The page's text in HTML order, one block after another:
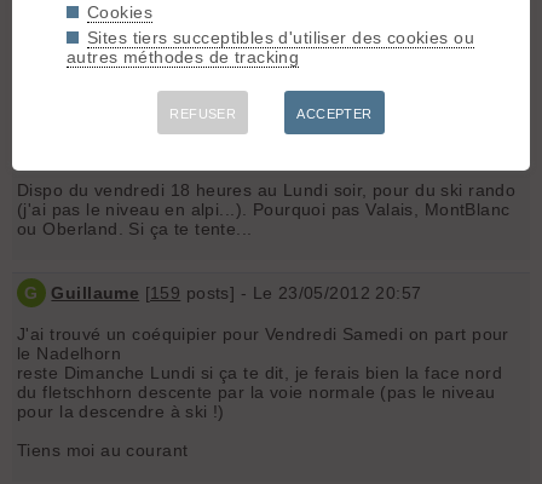
à débattre (l'idée)
Guillaume
Dispo du vendredi 18 heures au Lundi soir, pour du ski rando
(j'ai pas le niveau en alpi...). Pourquoi pas Valais, MontBlanc
ou Oberland. Si ça te tente...
G Guillaume [159 posts] - Le 23/05/2012 20:57
J'ai trouvé un coéquipier pour Vendredi Samedi on part pour
le Nadelhorn
reste Dimanche Lundi si ça te dit, je ferais bien la face nord
du fletschhorn descente par la voie normale (pas le niveau
pour la descendre à ski !)
Tiens moi au courant
Cookies
Sites tiers succeptibles d'utiliser des cookies ou
autres méthodes de tracking
REFUSER ACCEPTER